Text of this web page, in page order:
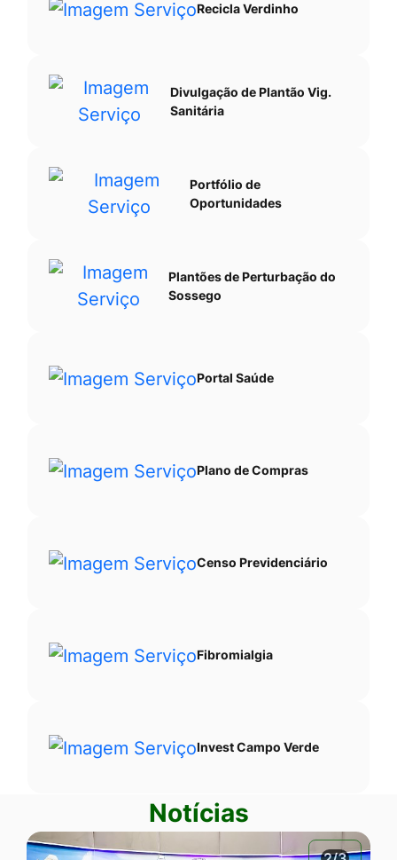
Recicla Verdinho
Divulgação de Plantão Vig.
Sanitária
Portfólio de
Oportunidades
Plantões de Perturbação do
Sossego
Portal Saúde
Plano de Compras
Censo Previdenciário
Fibromialgia
Invest Campo Verde
Notícias